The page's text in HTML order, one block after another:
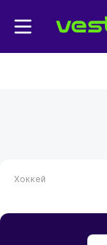
Хоккей